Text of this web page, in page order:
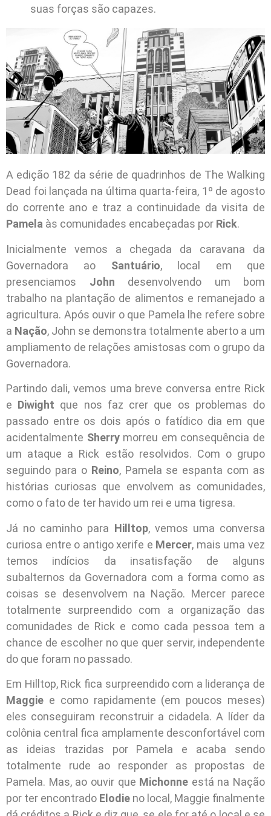
suas forças são capazes.
A edição 182 da série de quadrinhos de The Walking
Dead foi lançada na última quarta-feira, 1º de agosto
do corrente ano e traz a continuidade da visita de
Pamela às comunidades encabeçadas por Rick.
Inicialmente vemos a chegada da caravana da
Governadora ao Santuário, local em que
presenciamos John desenvolvendo um bom
trabalho na plantação de alimentos e remanejado a
agricultura. Após ouvir o que Pamela lhe refere sobre
a Nação, John se demonstra totalmente aberto a um
ampliamento de relações amistosas com o grupo da
Governadora.
Partindo dali, vemos uma breve conversa entre Rick
e Diwight que nos faz crer que os problemas do
passado entre os dois após o fatídico dia em que
acidentalmente Sherrymorreu em consequência de
um ataque a Rick estão resolvidos. Com o grupo
seguindo para oReino, Pamela se espanta com as
histórias curiosas que envolvem as comunidades,
como o fato de ter havido um rei e uma tigresa.
Já no caminho para Hilltop, vemos uma conversa
curiosa entre o antigo xerife e Mercer, mais uma vez
temos indícios da insatisfação de alguns
subalternos da Governadora com a forma como as
coisas se desenvolvem na Nação. Mercer parece
totalmente surpreendido com a organização das
comunidades de Rick e como cada pessoa tem a
chance de escolher no que quer servir, independente
do que foram no passado.
Em Hilltop, Rick fica surpreendido com a liderança de
Maggie e como rapidamente (em poucos meses)
eles conseguiram reconstruir a cidadela. A líder da
colônia central fica amplamente desconfortável com
as ideias trazidas por Pamela e acaba sendo
totalmente rude ao responder as propostas de
Pamela. Mas, ao ouvir que Michonne está na Nação
por ter encontrado Elodie no local, Maggie finalmente